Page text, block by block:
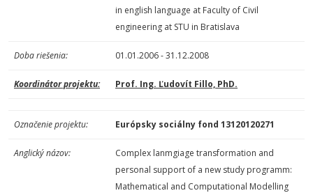
in english language at Faculty of Civil
engineering at STU in Bratislava
Doba riešenia: 01.01.2006 - 31.12.2008
Koordinátor projektu: Prof. Ing. Ľudovít Fillo, PhD.
Označenie projektu: Európsky sociálny fond 13120120271
Anglický názov:
Complex lanmgiage transformation and
personal support of a new study programm:
Mathematical and Computational Modelling